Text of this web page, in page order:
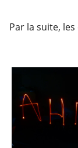
Par la suite,